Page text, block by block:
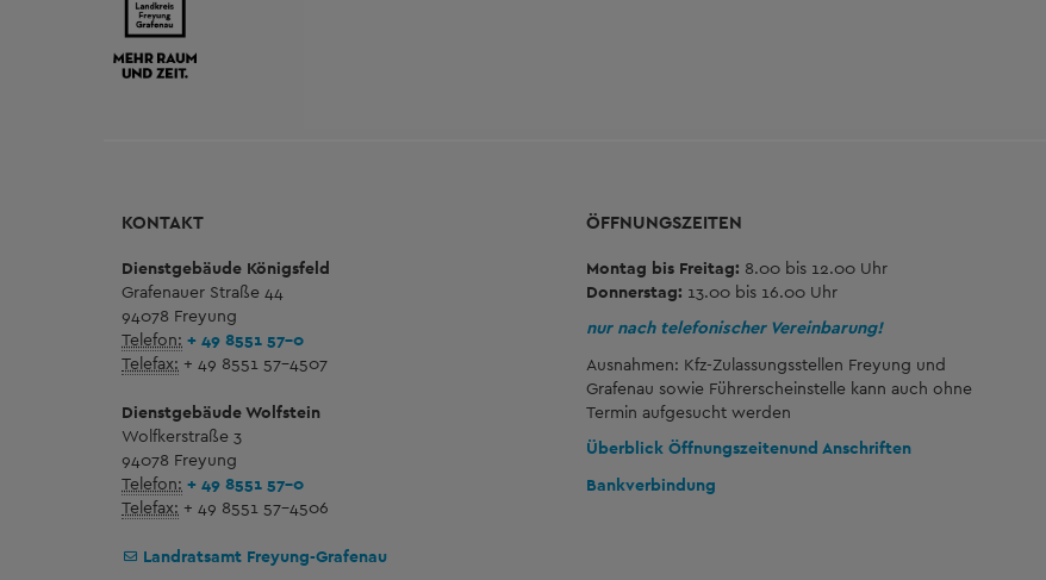
KONTAKT
Dienstgebäude Königsfeld
Grafenauer Straße 44
94078 Freyung
Telefon: + 49 8551 57-0
Telefax: + 49 8551 57-4507
Dienstgebäude Wolfstein
Wolfkerstraße 3
94078 Freyung
Telefon: + 49 8551 57-0
Telefax: + 49 8551 57-4506
Landratsamt Freyung-Grafenau
ÖFFNUNGSZEITEN
Montag bis Freitag: 8.00 bis 12.00 Uhr
Donnerstag: 13.00 bis 16.00 Uhr
nur nach telefonischer Vereinbarung!
Ausnahmen: Kfz-Zulassungsstellen Freyung und
Grafenau sowie Führerscheinstelle kann auch ohne
Termin aufgesucht werden
Überblick Öffnungszeitenund Anschriften
Bankverbindung